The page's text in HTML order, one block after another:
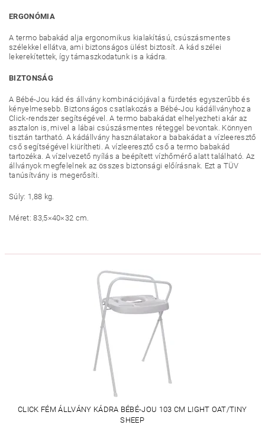
ERGONÓMIA
A termo babakád alja ergonomikus kialakítású, csúszásmentes
szélekkel ellátva, ami biztonságos ülést biztosít. A kád szélei
lekerekítettek, így támaszkodatunk is a kádra.
BIZTONSÁG
A Bébé-Jou kád és állvány kombinációjával a fürdetés egyszerűbb és
kényelmesebb. Biztonságos csatlakozás a Bébé-Jou kádállványhoz a
Click-rendszer segítségével. A termo babakádat elhelyezheti akár az
asztalon is, mivel a lábai csúszásmentes réteggel bevontak. Könnyen
tisztán tartható. A kádállvány használatakor a babakádat a vízleeresztő
cső segítségével kiürítheti. A vízleeresztő cső a termo babakád
tartozéka. A vízelvezető nyílás a beépített vízhőmérő alatt található. Az
állványok megfelelnek az összes biztonsági előírásnak. Ezt a TÜV
tanúsítvány is megerősíti.
Súly: 1,88 kg.
Méret: 83,5×40×32 cm.
CLICK FÉM ÁLLVÁNY KÁDRA BÉBÉ-JOU 103 CM LIGHT OAT/TINY
SHEEP